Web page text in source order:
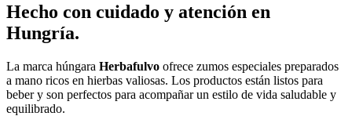
Hecho con cuidado y atención en
Hungría.
La marca húngara Herbafulvo ofrece zumos especiales preparados
a mano ricos en hierbas valiosas. Los productos están listos para
beber y son perfectos para acompañar un estilo de vida saludable y
equilibrado.